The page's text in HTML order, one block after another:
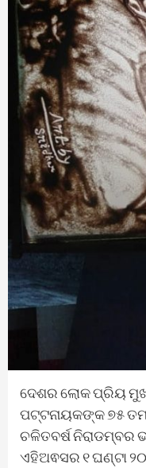
ଦେଶର ଲୋକ ପ୍ରିୟ
ପଟ୍ଟନାୟକଙ୍କ ୭୫
ଚଳିତବର୍ଷ ନିରାଡମ୍ବର
ଏହିଅଵସର ୧ ଘଣ୍ଟା